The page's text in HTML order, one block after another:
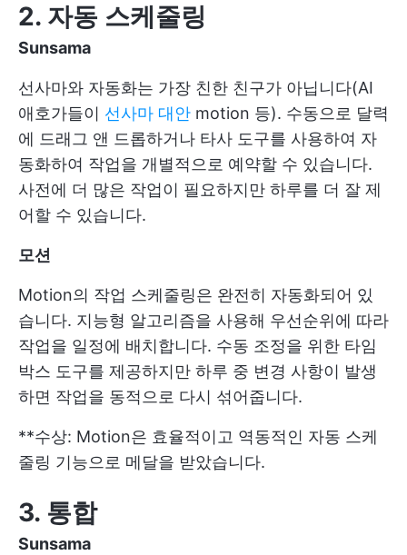
2. 자동 스케줄링
Sunsama
선사마와 자동화는 가장 친한 친구가 아닙니다(AI
애호가들이 선사마 대안 motion 등). 수동으로 달력
에 드래그 앤 드롭하거나 타사 도구를 사용하여 자
동화하여 작업을 개별적으로 예약할 수 있습니다.
사전에 더 많은 작업이 필요하지만 하루를 더 잘 제
어할 수 있습니다.
모션
Motion의 작업 스케줄링은 완전히 자동화되어 있
습니다. 지능형 알고리즘을 사용해 우선순위에 따라
작업을 일정에 배치합니다. 수동 조정을 위한 타임
박스 도구를 제공하지만 하루 중 변경 사항이 발생
하면 작업을 동적으로 다시 섞어줍니다.
**수상: Motion은 효율적이고 역동적인 자동 스케
줄링 기능으로 메달을 받았습니다.
3. 통합
Sunsama